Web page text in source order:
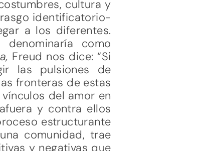
cultura y
identificatorio-
a los diferentes.
como
Freud nos dice: “Si
las pulsiones de
fronteras de estas
del amor en
y contra ellos
estructurante
comunidad, trae
y negativas que